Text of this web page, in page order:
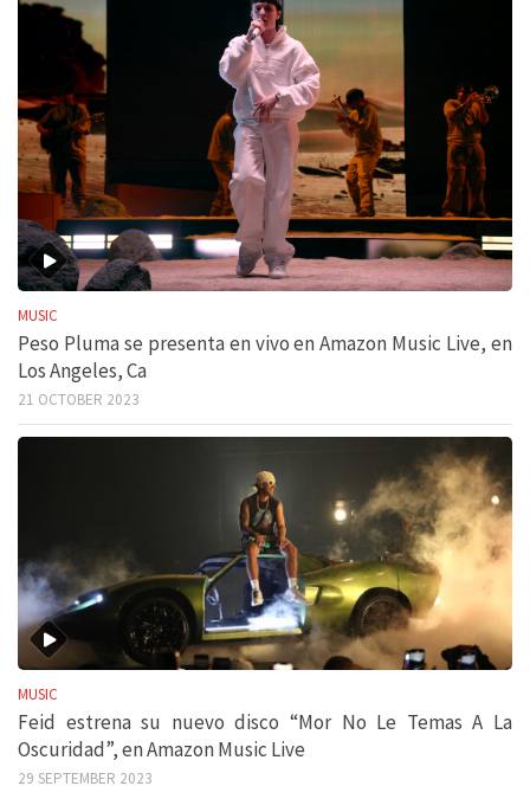
MUSIC
Peso Pluma se presenta en vivo en Amazon Music Live, en
Los Angeles, Ca
21 OCTOBER 2023
MUSIC
Feid estrena su nuevo disco “Mor No Le Temas A La
Oscuridad”, en Amazon Music Live
29 SEPTEMBER 2023